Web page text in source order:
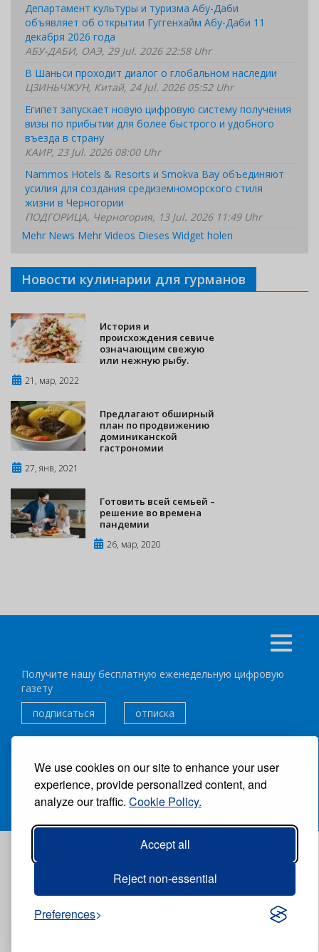
We use cookies on our site to enhance your user
experience, provide personalized content, and
analyze our traffic. Cookie Policy.
Accept all
Reject non-essential
Preferences
Департамент культуры и туризма Абу-Даби
объявляет об открытии Гуггенхайм Абу-Даби 11
декабря 2026 года
АБУ-ДАБИ, ОАЭ, 29 Jul. 2026 22:58 Uhr
В Шаньси проходит диалог о глобальном наследии
ЦЗИНЬЧЖУН, Китай, 24 Jul. 2026 05:52 Uhr
Египет запускает новую цифровую систему получения
визы по прибытии для более быстрого и удобного
въезда в страну
КАИР, 23 Jul. 2026 08:00 Uhr
Nammos Hotels & Resorts и Smokva Bay объединяют
усилия для создания средиземноморского стиля
жизни в Черногории
ПОДГОРИЦА, Черногория, 13 Jul. 2026 11:49 Uhr
Mehr News Mehr Videos Dieses Widget holen
Новости кулинарии для гурманов
История и
происхождения севиче
означающим свежую
или нежную рыбу.
21, мар, 2022
Предлагают обширный
план по продвижению
доминиканской
гастрономии
27, янв, 2021
Готовить всей семьей –
решение во времена
пандемии
26, мар, 2020
Получите нашу бесплатную еженедельную цифровую
газету
подписаться
отписка
ВСЕ ПРАВА ЗАЩИЩЕНЫ ®CARIBBEAN NEWS DIGITAL.
GRUPO EXCELENCIAS.